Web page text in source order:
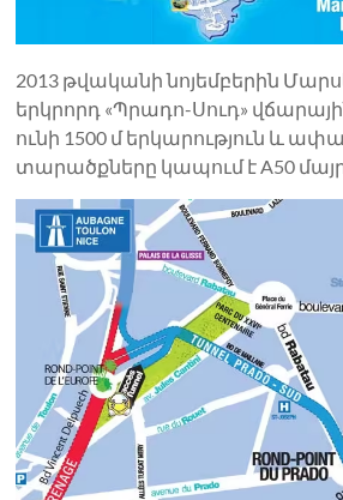
2013 թվականի նոյեմբերին
երկրորդ «Պրադո-Սուդ» վճարային
ունի 1500 մ երկարություն և
տարածքները կապում է A50